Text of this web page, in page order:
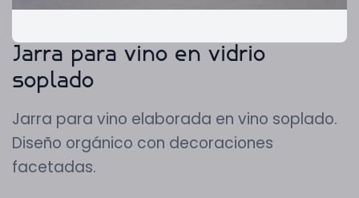
Jarra para vino en vidrio
soplado
Jarra para vino elaborada en vino soplado.
Diseño orgánico con decoraciones
facetadas.